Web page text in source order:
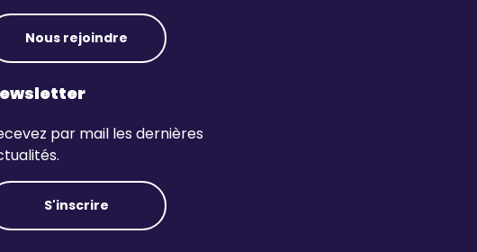
Nous rejoindre
par mail les dernières
S'inscrire